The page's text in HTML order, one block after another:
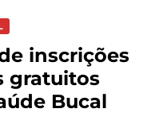
inscrições
gratuitos
Bucal